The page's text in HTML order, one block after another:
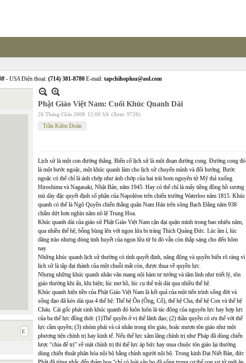
- USAĐiện thoại: (714) 381-8780 E-mail: tapchihopluu@aol.com
Phật Giáo Việt Nam: Cuối Khúc Quanh Dài
26 Tháng Chín 2008 12:00 SA (Xem: 9726)
Trần Kiêm Đoàn
Lịch sử là một con đường thẳng. Biến cố lịch sử là một đoạn đường cong. Đường cong đó
là một bước ngoặc, một khúc quanh làm cho lịch sử chuyển mình và đổi hướng. Bước
ngoặc có thể chỉ là ánh chớp như ánh chớp của hai trái bom nguyên tử Mỹ thả xuống
Hiroshima và Nagasaki, Nhật Bản, năm 1945. Hay có thể chỉ là mấy tiềng đồng hồ sương
mù dày đặc quyết định số phận của Napoléon trên chiến trường Waterloo năm 1815. Khúc
quanh có thể là Ngô Quyền chiến thắng quân Nam Hán trên sông Bạch Đằng năm 938
chấm dứt hơn nghìn năm nô lệ Trung Hoa.
Khúc quanh dài của giáo sử Phật Giáo Việt Nam cận đại quặn mình trong bao nhiêu năm,
qua nhiều thế hệ, bỗng bùng lên với ngọn lửa bi tráng Thích Quảng Đức. Lúc âm ỉ, lúc
dâng trào nhưng dòng tinh huyết của ngọn lửa từ bi đó vẫn còn thắp sáng cho đến hôm
nay.
Những khúc quanh lịch sử thường có tính quyết định, năng động và quyền biến rõ ràng vì
lịch sử là tập đại thành của một chuỗi mất còn, được thua về quyền lực.
Nhưng những khúc quanh nhân văn mang nội hàm tư tưởng và tâm linh như triết lý, tôn
giáo thường khi ẩn, khi hiện; lúc mơ hồ, lúc cụ thể trải dài qua nhiều thế hệ.
Khúc quanh hiện tiền của Phật Giáo Việt Nam là kết quả của một tiến trình sống đời và
sống đạo đã kéo dài qua 4 thế hệ: Thế hệ Ôn (Ông, Cố), thế hệ Cha, thế hệ Con và thế hệ
Cháu. Cái gốc phát sinh khúc quanh đó luôn luôn là tác động của nguyên lực hay hợp lực
của ba thế lực đồng thời: (1)Thế quyền ở vị thế lãnh đạo; (2) thần quyền có ưu thế với thế
lực cầm quyền; (3) nhóm phái và cá nhân trong tôn giáo, hoặc mượn tôn giáo như một
phương tiện chính trị hay kinh tế. Nếu thế lực xâm lăng chính trị như Pháp đã dùng chiến
lược “chia để trị” về mặt chính trị thì thế lực áp bức hay mua chuộc tôn giáo lại thường
dùng chiến thuật phân hóa nội bộ bằng chính người nội bộ. Trong kinh Đại Niết Bàn, đức